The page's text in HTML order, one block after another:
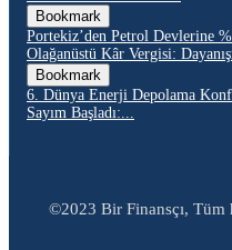
Bookmark
Portekiz’den Petrol Devlerine
Olağanüstü Kâr Vergisi:
Bookmark
6. Dünya Enerji Depolama
Sayım Başladı:...
©2023 Bir Finansçı, Tüm